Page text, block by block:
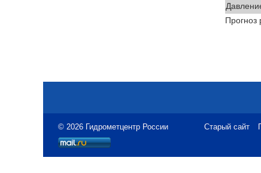
Прогноз
© 2026 Гидрометцентр России Старый сайт